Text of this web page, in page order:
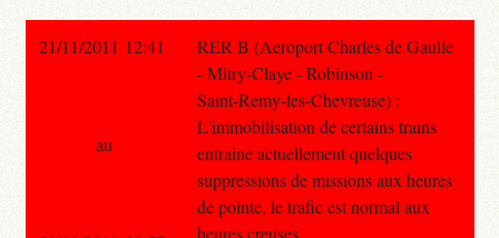
21/11/2011 12:41
RER B (Aeroport Charles de Gaulle
- Mitry-Claye - Robinson -
Saint-Remy-les-Chevreuse) :
L'immobilisation de certains trains
entraine actuellement quelques
suppressions de missions aux heures
de pointe, le trafic est normal aux
heures creuses.
au